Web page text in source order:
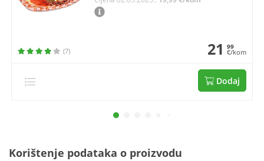
(7) 21 99
€/kom
Dodaj
Korištenje podataka o proizvodu